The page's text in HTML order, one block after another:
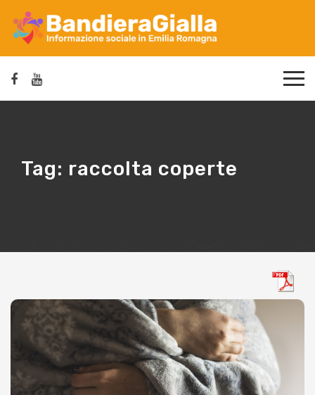
Tag: raccolta coperte